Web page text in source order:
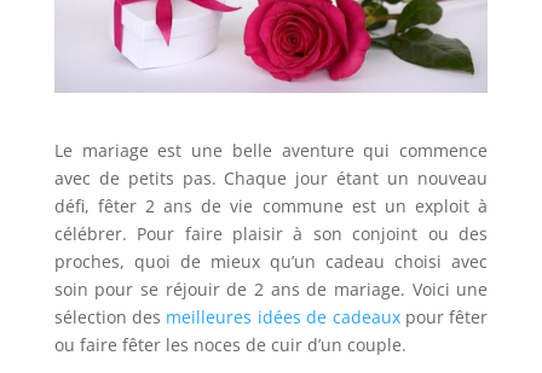
Le mariage est une belle aventure qui commence
avec de petits pas. Chaque jour étant un nouveau
défi, fêter 2 ans de vie commune est un exploit à
célébrer. Pour faire plaisir à son conjoint ou des
proches, quoi de mieux qu’un cadeau choisi avec
soin pour se réjouir de 2 ans de mariage. Voici une
sélection des meilleures idées de cadeauxpour fêter
ou faire fêter les noces de cuir d’un couple.